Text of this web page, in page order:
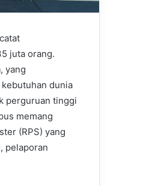
juta orang.
yang
dunia
perguruan tinggi
memang
(RPS) yang
pelaporan